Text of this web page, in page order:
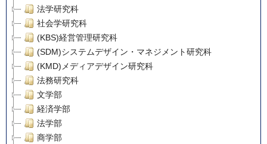
法学研究科
社会学研究科
(KBS)経営管理研究科
(SDM)システムデザイン・マネジメント研究科
(KMD)メディアデザイン研究科
法務研究科
文学部
経済学部
法学部
商学部